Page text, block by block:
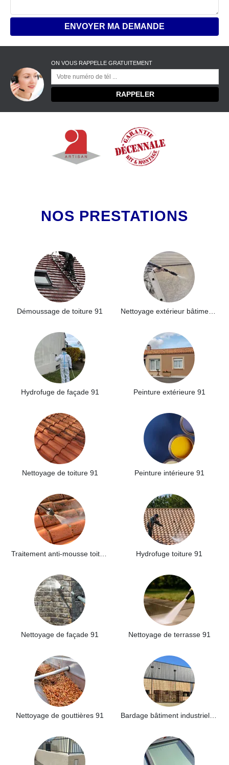
ON VOUS RAPPELLE GRATUITEMENT
NOS PRESTATIONS
Démoussage de toiture 91
Hydrofuge de façade 91 Peinture extérieure 91
Nettoyage de toiture 91 Peinture intérieure 91
Hydrofuge toiture 91
Nettoyage de façade 91 Nettoyage de terrasse 91
Nettoyage de gouttières 91